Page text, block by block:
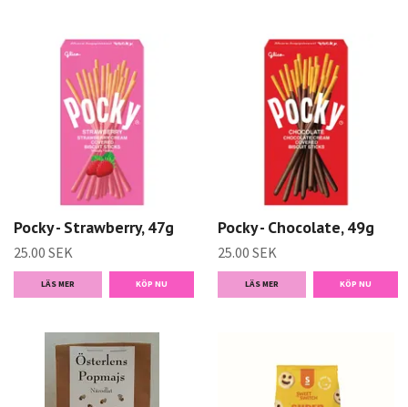
Pocky - Strawberry, 47g
25.00 SEK
LÄS MER
Pocky - Chocolate, 49g
25.00 SEK
LÄS MER